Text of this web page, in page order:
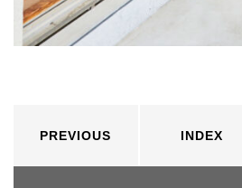
PREVIOUS INDEX